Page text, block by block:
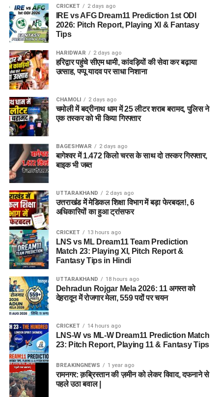
CRICKET 2 days ago
IRE vs AFG Dream11 Prediction 1st ODI
2026: Pitch Report, Playing XI & Fantasy
Tips
HARIDWAR 2 days ago
हरिद्वार पहुंचे सीएम धामी, कांवड़ियों की सेवा कर बढ़ाया
उत्साह, पप्पू यादव पर साधा निशाना
CHAMOLI 2 days ago
चमोली में बद्रीनाथ धाम में 25 लीटर शराब बरामद, पुलिस ने
एक तस्कर को भी किया गिरफ्तार
BAGESHWAR 2 days ago
बागेश्वर में 1.472 किलो चरस के साथ दो तस्कर गिरफ्तार,
बाइक भी जब्त
UTTARAKHAND 2 days ago
उत्तराखंड में मेडिकल शिक्षा विभाग में बड़ा फेरबदल!, 6
अधिकारियों का हुआ ट्रांसफर
CRICKET 13 hours ago
LNS vs ML Dream11 Team Prediction
Match 23: Playing XI, Pitch Report &
Fantasy Tips in Hindi
UTTARAKHAND 18 hours ago
Dehradun Rojgar Mela 2026: 11 अगस्त को
देहरादून में रोजगार मेला, 559 पदों पर चयन
CRICKET 14 hours ago
LNS-W vs ML-W Dream11 Prediction Match
23: Pitch Report, Playing 11 & Fantasy Tips
BREAKINGNEWS 1 year ago
रामनगर: क़ब्रिस्तान की ज़मीन को लेकर विवाद, दफनाने से
पहले उठा बवाल |